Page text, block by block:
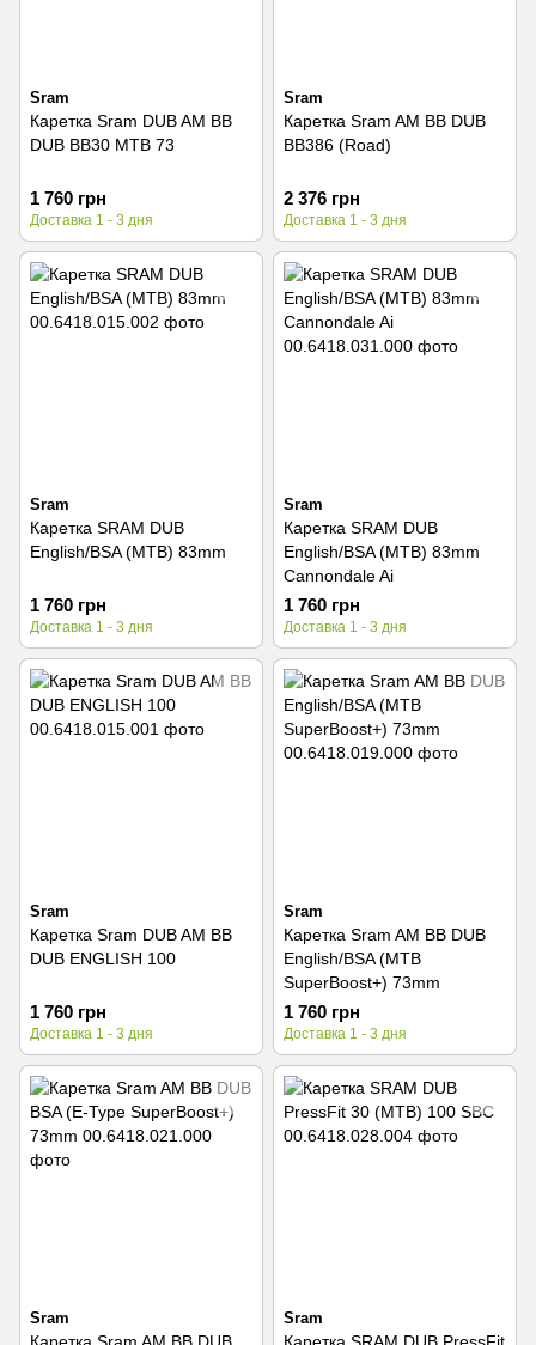
Sram
Каретка Sram DUB AM BB
DUB BB30 MTB 73
1 760 грн
Доставка 1 - 3 дня
Sram
Каретка Sram AM BB DUB
BB386 (Road)
2 376 грн
Доставка 1 - 3 дня
Sram
Каретка SRAM DUB
English/BSA (MTB) 83mm
1 760 грн
Доставка 1 - 3 дня
Sram
Каретка SRAM DUB
English/BSA (MTB) 83mm
Cannondale Ai
1 760 грн
Доставка 1 - 3 дня
Sram
Каретка Sram DUB AM BB
DUB ENGLISH 100
1 760 грн
Доставка 1 - 3 дня
Sram
Каретка Sram AM BB DUB
English/BSA (MTB
SuperBoost+) 73mm
1 760 грн
Доставка 1 - 3 дня
Sram Sram